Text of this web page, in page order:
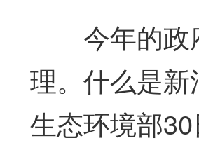
今年的政
理。什么是新
生态环境部